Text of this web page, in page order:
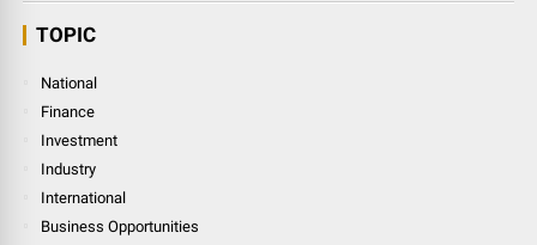
TOPIC
National
Finance
Investment
Industry
International
Business Opportunities